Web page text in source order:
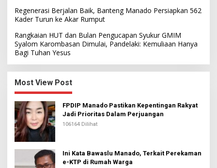
Regenerasi Berjalan Baik, Banteng Manado Persiapkan 562
Kader Turun ke Akar Rumput
Rangkaian HUT dan Bulan Pengucapan Syukur GMIM
Syalom Karombasan Dimulai, Pandelaki: Kemuliaan Hanya
Bagi Tuhan Yesus
Most View Post
FPDIP Manado Pastikan Kepentingan Rakyat
Jadi Prioritas Dalam Perjuangan
106164 Dilihat
Ini Kata Bawaslu Manado, Terkait Perekaman
e-KTP di Rumah Warga